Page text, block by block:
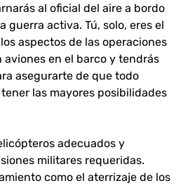
al oficial del aire a bordo
guerra activa. Tú, solo, eres el
aspectos de las operaciones
en el barco y tendrás
asegurarte de que todo
las mayores posibilidades
adecuados y
militares requeridas.
como el aterrizaje de los